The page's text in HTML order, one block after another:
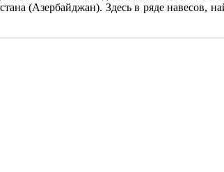
(Азербайджан). Здесь в ряде навесов,